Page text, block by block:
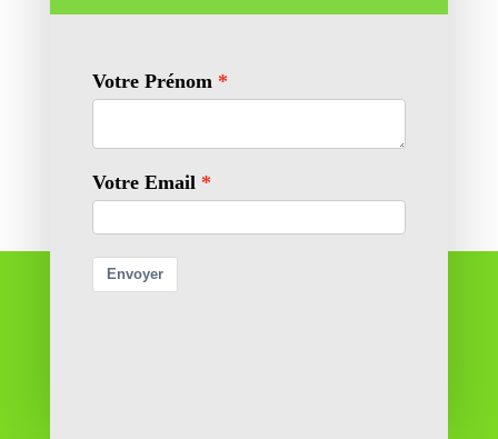
Soumettre le commentaire